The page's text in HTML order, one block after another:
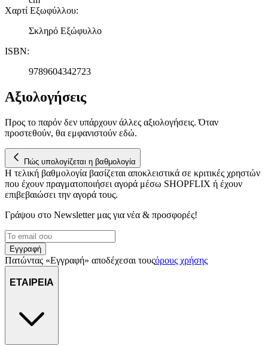
δικτύωσης, διαφημίσεων και ανάλυσης.
Χαρτί Εξωφύλλου:
Σκληρό Εξώφυλλο
ISBN:
9789604342723
Αξιολογήσεις
Προς το παρόν δεν υπάρχουν άλλες αξιολογήσεις. Όταν
προστεθούν, θα εμφανιστούν εδώ.
Πώς υπολογίζεται η βαθμολογία
Η τελική βαθμολογία βασίζεται αποκλειστικά σε κριτικές χρηστών
που έχουν πραγματοποιήσει αγορά μέσω SHOPFLIX ή έχουν
επιβεβαιώσει την αγορά τους.
Γράψου στο Νewsletter μας για νέα & προσφορές!
Εγγραφή
Πατώντας «Εγγραφή» αποδέχεσαι τουςόρους χρήσης
ΕΤΑΙΡΕΙΑ